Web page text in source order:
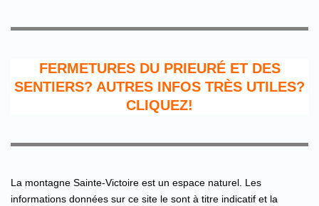
FERMETURES DU PRIEURÉ ET DES
SENTIERS? AUTRES INFOS TRÈS UTILES?
CLIQUEZ!
La montagne Sainte-Victoire est un espace naturel. Les
informations données sur ce site le sont à titre indicatif et la